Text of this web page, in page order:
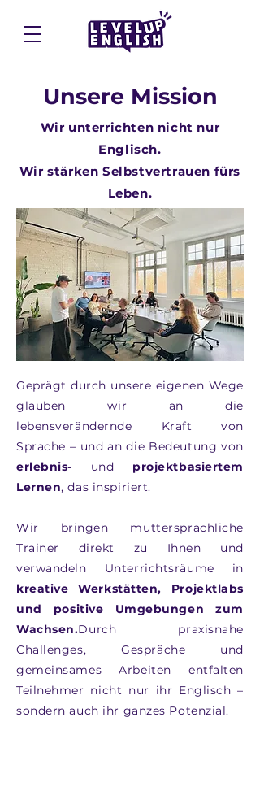
Unsere Mission
Wir unterrichten nicht nur
Englisch.
Wir stärken Selbstvertrauen fürs
Leben.
Geprägt durch unsere eigenen Wege
glauben wir an die
lebensverändernde Kraft von
Sprache – und an die Bedeutung von
erlebnis- und projektbasiertem
Lernen, das inspiriert.
Wir bringen muttersprachliche
Trainer direkt zu Ihnen und
verwandeln Unterrichtsräume in
kreative Werkstätten, Projektlabs
und positive Umgebungen zum
Wachsen.Durch praxisnahe
Challenges, Gespräche und
gemeinsames Arbeiten entfalten
Teilnehmer nicht nur ihr Englisch –
sondern auch ihr ganzes Potenzial.